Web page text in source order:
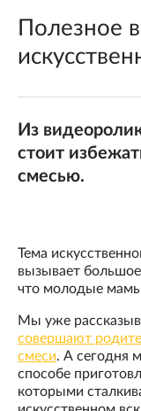
Полезное
Из
стоит
смесью.
Тема
вызывает
что молодые
Мы уже
совершают
смеси. А сегодня
способе
которыми